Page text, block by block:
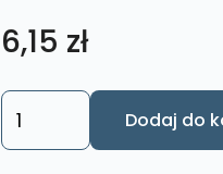
6,15 zł
ilość
Brelok
Dodaj do